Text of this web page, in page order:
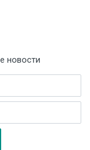
новости